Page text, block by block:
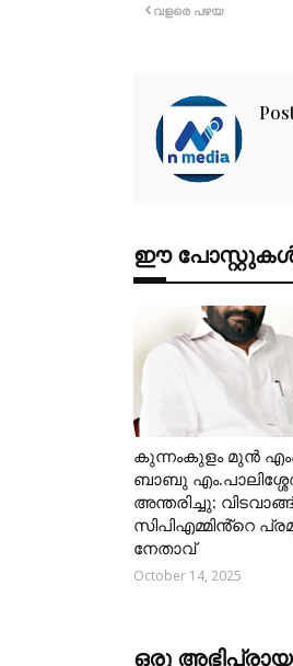
വളരെ പഴയ
ഈ പോസ്റ്റുകൾ
കുന്നംകുളം മുൻ
ബാബു
അന്തരിച്ചു;
സിപിഎമ്മിൻ്റെ
നേതാവ്
October 14, 2025
ഒരു